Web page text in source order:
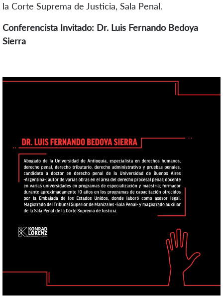
la Corte Suprema de Justicia, Sala Penal.
Conferencista Invitado: Dr. Luis Fernando Bedoya
Sierra